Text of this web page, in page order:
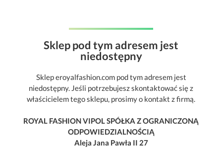
Sklep pod tym adresem jest
niedostępny
Sklep eroyalfashion.com pod tym adresem jest
niedostępny. Jeśli potrzebujesz skontaktować się z
właścicielem tego sklepu, prosimy o kontakt z firmą.
ROYAL FASHION VIPOL SPÓŁKA Z OGRANICZONĄ
ODPOWIEDZIALNOŚCIĄ
Aleja Jana Pawła II 27